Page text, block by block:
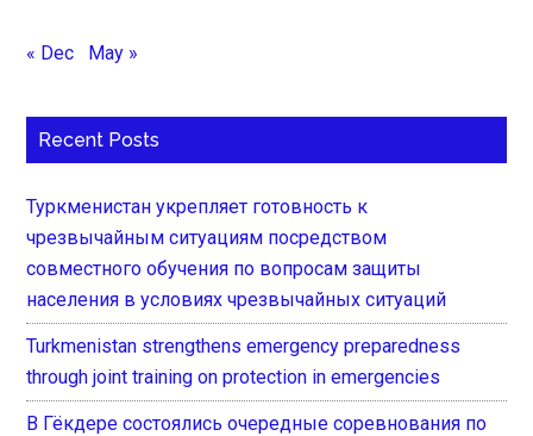
« Dec May »
Recent Posts
Туркменистан укрепляет готовность к
чрезвычайным ситуациям посредством
совместного обучения по вопросам защиты
населения в условиях чрезвычайных ситуаций
Turkmenistan strengthens emergency preparedness
through joint training on protection in emergencies
В Гёкдере состоялись очередные соревнования по